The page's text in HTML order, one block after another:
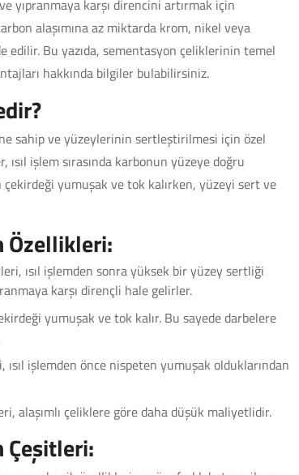
yıpranmaya karşı direncini artırmak için
alaşımına az miktarda krom, nikel veya
Bu yazıda, sementasyon çeliklerinin temel
hakkında bilgiler bulabilirsiniz.
sahip ve yüzeylerinin sertleştirilmesi için özel
işlem sırasında karbonun yüzeye doğru
yumuşak ve tok kalırken, yüzeyi sert ve
Özellikleri:
ısıl işlemden sonra yüksek bir yüzey sertliği
karşı dirençli hale gelirler.
yumuşak ve tok kalır. Bu sayede darbelere
işlemden önce nispeten yumuşak olduklarından
alaşımlı çeliklere göre daha düşük maliyetlidir.
Çeşitleri: